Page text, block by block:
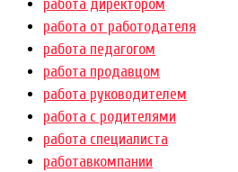
работа директором
работа от работодателя
работа педагогом
работа продавцом
работа руководителем
работа с родителями
работа специалиста
работавкомпании